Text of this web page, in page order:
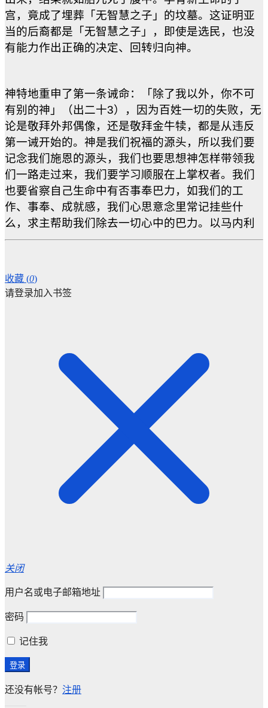
宫，竟成了埋葬「无智慧之子」的坟墓。这证明亚
当的后裔都是「无智慧之子」，即使是选民，也没
有能力作出正确的决定、回转归向神。
神特地重申了第一条诫命：「除了我以外，你不可
有别的神」（出二十3），因为百姓一切的失败，无
论是敬拜外邦偶像，还是敬拜金牛犊，都是从违反
第一诫开始的。神是我们祝福的源头，所以我们要
记念我们施恩的源头，我们也要思想神怎样带领我
们一路走过来，我们要学习顺服在上掌权者。我们
也要省察自己生命中有否事奉巴力，如我们的工
作、事奉、成就感，我们心思意念里常记挂些什
么，求主帮助我们除去一切心中的巴力。以马内利
收藏 (0)
请登录加入书签
关闭
用户名或电子邮箱地址
密码
记住我
还没有帐号？ 注册